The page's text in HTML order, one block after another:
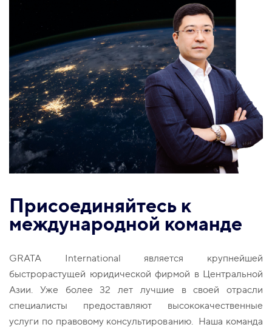
Присоединяйтесь к
международной команде
GRATA International является крупнейшей
быстрорастущей юридической фирмой в Центральной
Азии. Уже более 32 лет лучшие в своей отрасли
специалисты предоставляют высококачественные
услуги по правовому консультированию. Наша команда